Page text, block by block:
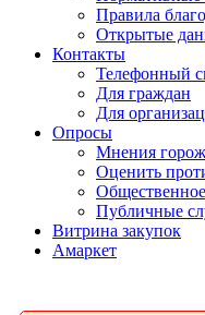
Правила
Открытые
Контакты
Телефонный
Для граждан
Для
Опросы
Мнения
Оценить
Публичные
Витрина закупок
Амаркет